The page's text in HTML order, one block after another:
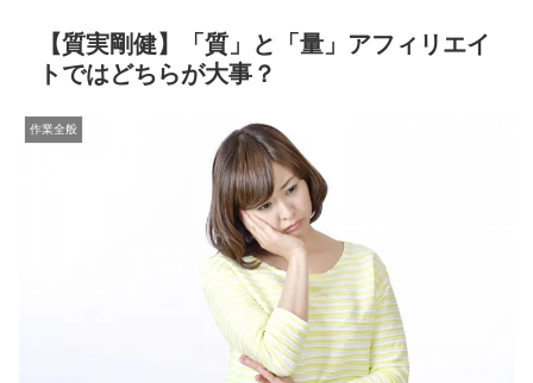
【質実剛健】「質」と「量」アフィリエイ
トではどちらが大事？
作業全般